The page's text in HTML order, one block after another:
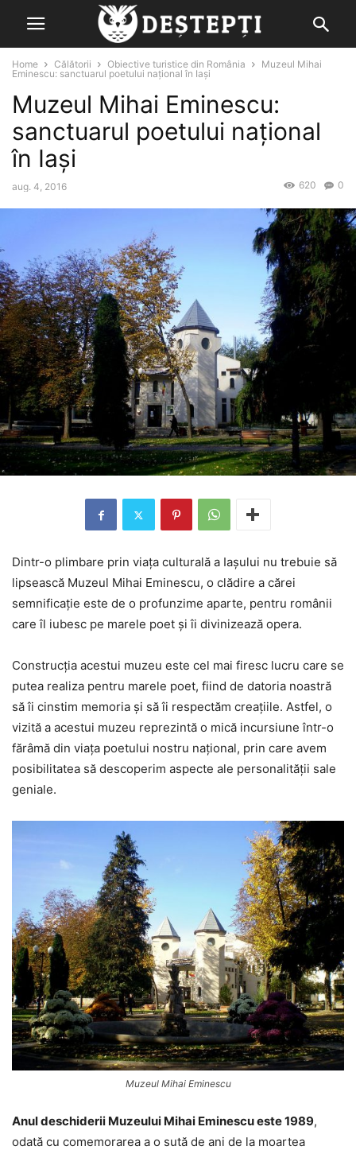
Home Călătorii Obiective turistice din România
Muzeul Mihai
Eminescu: sanctuarul poetului național în Iași
Muzeul Mihai Eminescu:
sanctuarul poetului național
în Iași
aug. 4, 2016 0
620
Dintr-o plimbare prin viaţa culturală a Iaşului nu trebuie să
lipsească Muzeul Mihai Eminescu, o clădire a cărei
semnificaţie este de o profunzime aparte, pentru românii
care îl iubesc pe marele poet şi îi divinizează opera.
Construcţia acestui muzeu este cel mai firesc lucru care se
putea realiza pentru marele poet, fiind de datoria noastră
să îi cinstim memoria şi să îi respectăm creaţiile. Astfel, o
vizită a acestui muzeu reprezintă o mică incursiune într-o
fărâmă din viaţa poetului nostru naţional, prin care avem
posibilitatea să descoperim aspecte ale personalităţii sale
geniale.
Muzeul Mihai Eminescu
Anul deschiderii Muzeului Mihai Eminescu este 1989,
odată cu comemorarea a o sută de ani de la moartea